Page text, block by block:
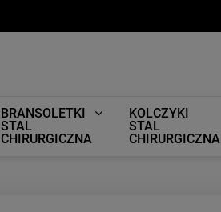
BRANSOLETKI
STAL
CHIRURGICZNA
KOLCZYKI
STAL
CHIRURGICZNA